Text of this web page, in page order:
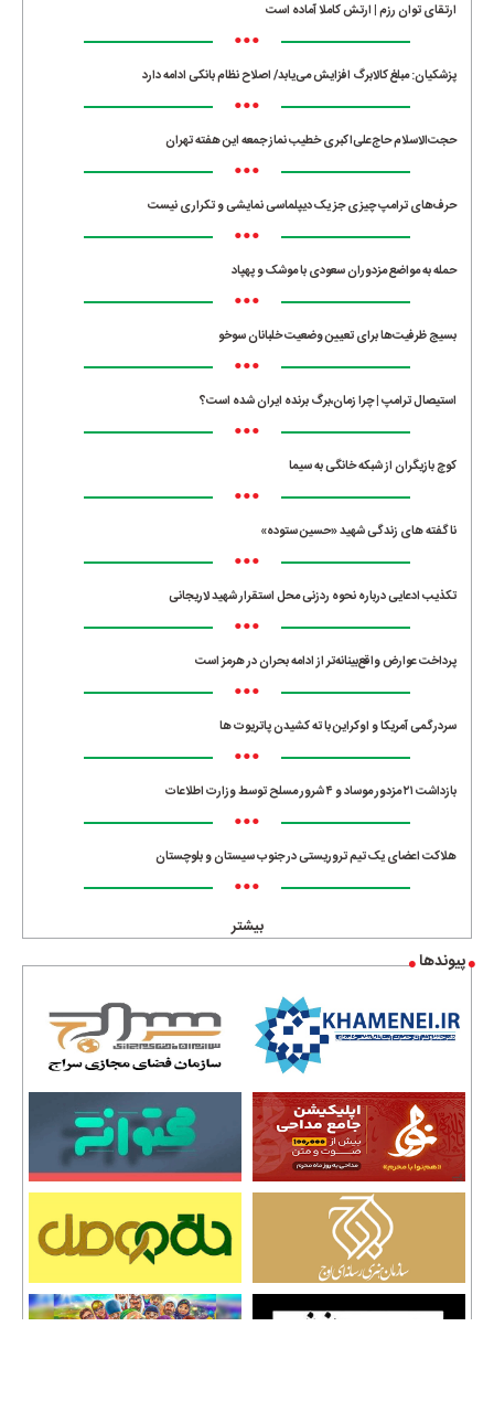
ارتقای توان رزم | ارتش کاملا آماده است
•••
پزشکیان: مبلغ کالابرگ افزایش می‌یابد/ اصلاح نظام بانکی ادامه دارد
•••
حجت‌الاسلام حاج‌علی‌اکبری خطیب نماز جمعه این هفته تهران
•••
حرف‌های ترامپ چیزی جز یک دیپلماسی نمایشی و تکراری نیست
•••
حمله به مواضع مزدوران سعودی با موشک و پهپاد
•••
بسیج ظرفیت‌ها برای تعیین وضعیت خلبانان سوخو
•••
استیصال ترامپ | چرا زمان،برگ برنده ایران شده است؟
•••
کوچ بازیگران از شبکه خانگی به سیما
•••
ناگفته های زندگی شهید «حسین ستوده»
•••
تکذیب ادعایی درباره نحوه ردزنی محل استقرار شهید لاریجانی
•••
پرداخت عوارض واقع‌بینانه‌تر از ادامه بحران در هرمز است
•••
سردرگمی آمریکا و اوکراین با ته کشیدن پاتریوت ها
•••
بازداشت ۲۱ مزدور موساد و ۴ شرور مسلح توسط وزارت اطلاعات
•••
هلاکت اعضای یک تیم تروریستی در جنوب سیستان و بلوچستان
•••
بیشتر
پیوندها